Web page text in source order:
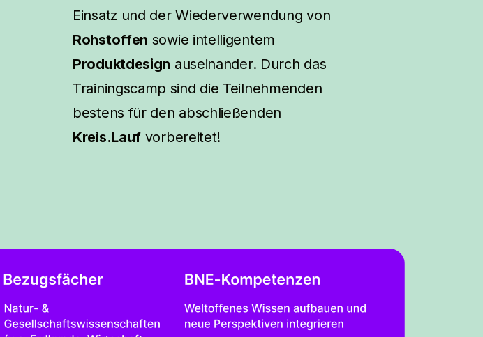
Einsatz und der Wiederverwendung von
Rohstoffen sowie intelligentem
Produktdesign auseinander. Durch das
Trainingscamp sind die Teilnehmenden
bestens für den abschließenden
Kreis.Lauf vorbereitet!